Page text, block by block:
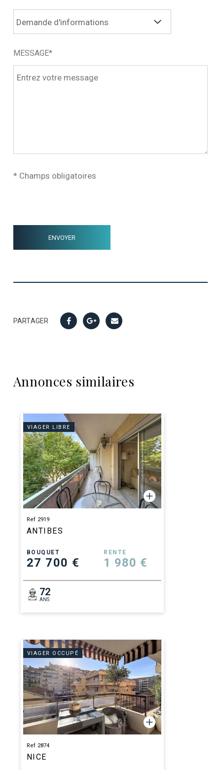
MESSAGE*
* Champs obligatoires
PARTAGER
Annonces similaires
VIAGER LIBRE
Ref 2919
ANTIBES
BOUQUET
27 700 €
RENTE
1 980 €
72
ANS
VIAGER OCCUPÉ
Ref 2874
NICE